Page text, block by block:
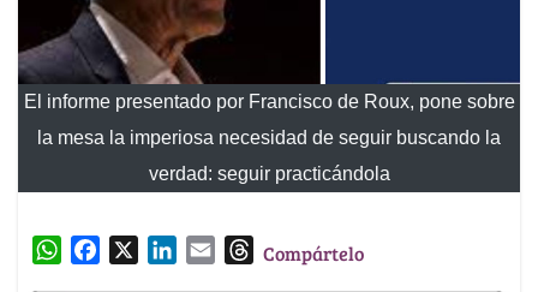
El informe presentado por Francisco de Roux, pone sobre
la mesa la imperiosa necesidad de seguir buscando la
verdad: seguir practicándola
W
TCompártelo